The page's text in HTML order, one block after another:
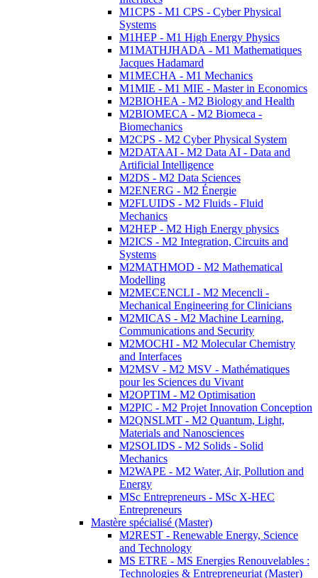
M1CPS - M1 CPS - Cyber Physical
Systems
M1HEP - M1 High Energy Physics
M1MATHJHADA - M1 Mathematiques
Jacques Hadamard
M1MECHA - M1 Mechanics
M1MIE - M1 MIE - Master in Economics
M2BIOHEA - M2 Biology and Health
M2BIOMECA - M2 Biomeca -
Biomechanics
M2CPS - M2 Cyber Physical System
M2DATAAI - M2 Data AI - Data and
Artificial Intelligence
M2DS - M2 Data Sciences
M2ENERG - M2 Énergie
M2FLUIDS - M2 Fluids - Fluid
Mechanics
M2HEP - M2 High Energy physics
M2ICS - M2 Integration, Circuits and
Systems
M2MATHMOD - M2 Mathematical
Modelling
M2MECENCLI - M2 Mecencli -
Mechanical Engineering for Clinicians
M2MICAS - M2 Machine Learning,
Communications and Security
M2MOCHI - M2 Molecular Chemistry
and Interfaces
M2MSV - M2 MSV - Mathématiques
pour les Sciences du Vivant
M2OPTIM - M2 Optimisation
M2PIC - M2 Projet Innovation Conception
M2QNSLMT - M2 Quantum, Light,
Materials and Nanosciences
M2SOLIDS - M2 Solids - Solid
Mechanics
M2WAPE - M2 Water, Air, Pollution and
Energy
MSc Entrepreneurs - MSc X-HEC
Entrepreneurs
Mastère spécialisé (Master)
M2REST - Renewable Energy, Science
and Technology
MS ETRE - MS Energies Renouvelables :
Technologies & Entrepreneuriat (Master)